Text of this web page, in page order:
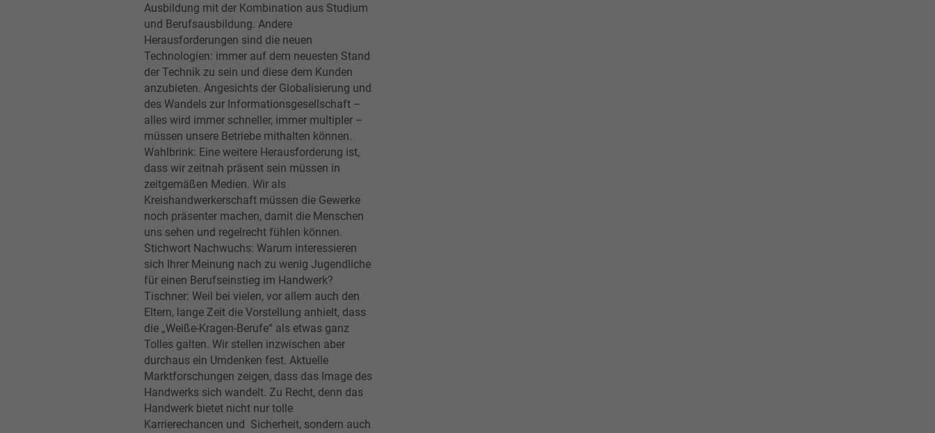
Ausbildung mit der Kombination aus Studium
und Berufsausbildung. Andere
Herausforderungen sind die neuen
Technologien: immer auf dem neuesten Stand
der Technik zu sein und diese dem Kunden
anzubieten. Angesichts der Globalisierung und
des Wandels zur Informationsgesellschaft –
alles wird immer schneller, immer multipler –
müssen unsere Betriebe mithalten können.
Wahlbrink: Eine weitere Herausforderung ist,
dass wir zeitnah präsent sein müssen in
zeitgemäßen Medien. Wir als
Kreishandwerkerschaft müssen die Gewerke
noch präsenter machen, damit die Menschen
uns sehen und regelrecht fühlen können.
Stichwort Nachwuchs: Warum interessieren
sich Ihrer Meinung nach zu wenig Jugendliche
für einen Berufseinstieg im Handwerk?
Tischner: Weil bei vielen, vor allem auch den
Eltern, lange Zeit die Vorstellung anhielt, dass
die „Weiße-Kragen-Berufe“ als etwas ganz
Tolles galten. Wir stellen inzwischen aber
durchaus ein Umdenken fest. Aktuelle
Marktforschungen zeigen, dass das Image des
Handwerks sich wandelt. Zu Recht, denn das
Handwerk bietet nicht nur tolle
Karrierechancen und Sicherheit, sondern auch